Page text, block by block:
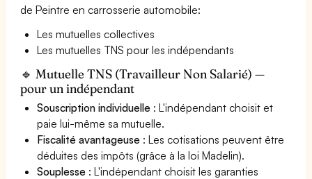
de Peintre en carrosserie automobile:
Les mutuelles collectives
Les mutuelles TNS pour les indépendants
🔹 Mutuelle TNS (Travailleur Non Salarié) —
pour un indépendant
Souscription individuelle : L'indépendant choisit et
paie lui-même sa mutuelle.
Fiscalité avantageuse : Les cotisations peuvent être
déduites des impôts (grâce à la loi Madelin).
Souplesse : L'indépendant choisit les garanties